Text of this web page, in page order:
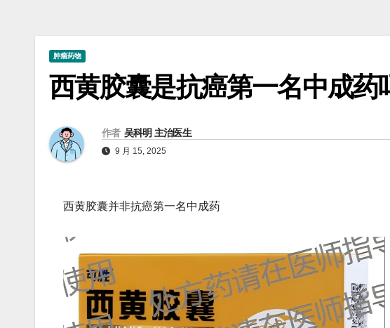
肿瘤药物
西黄胶囊是抗癌第一名中成药
作者 吴科明 主治医生
9 月 15, 2025
西黄胶囊并非抗癌第一名中成药